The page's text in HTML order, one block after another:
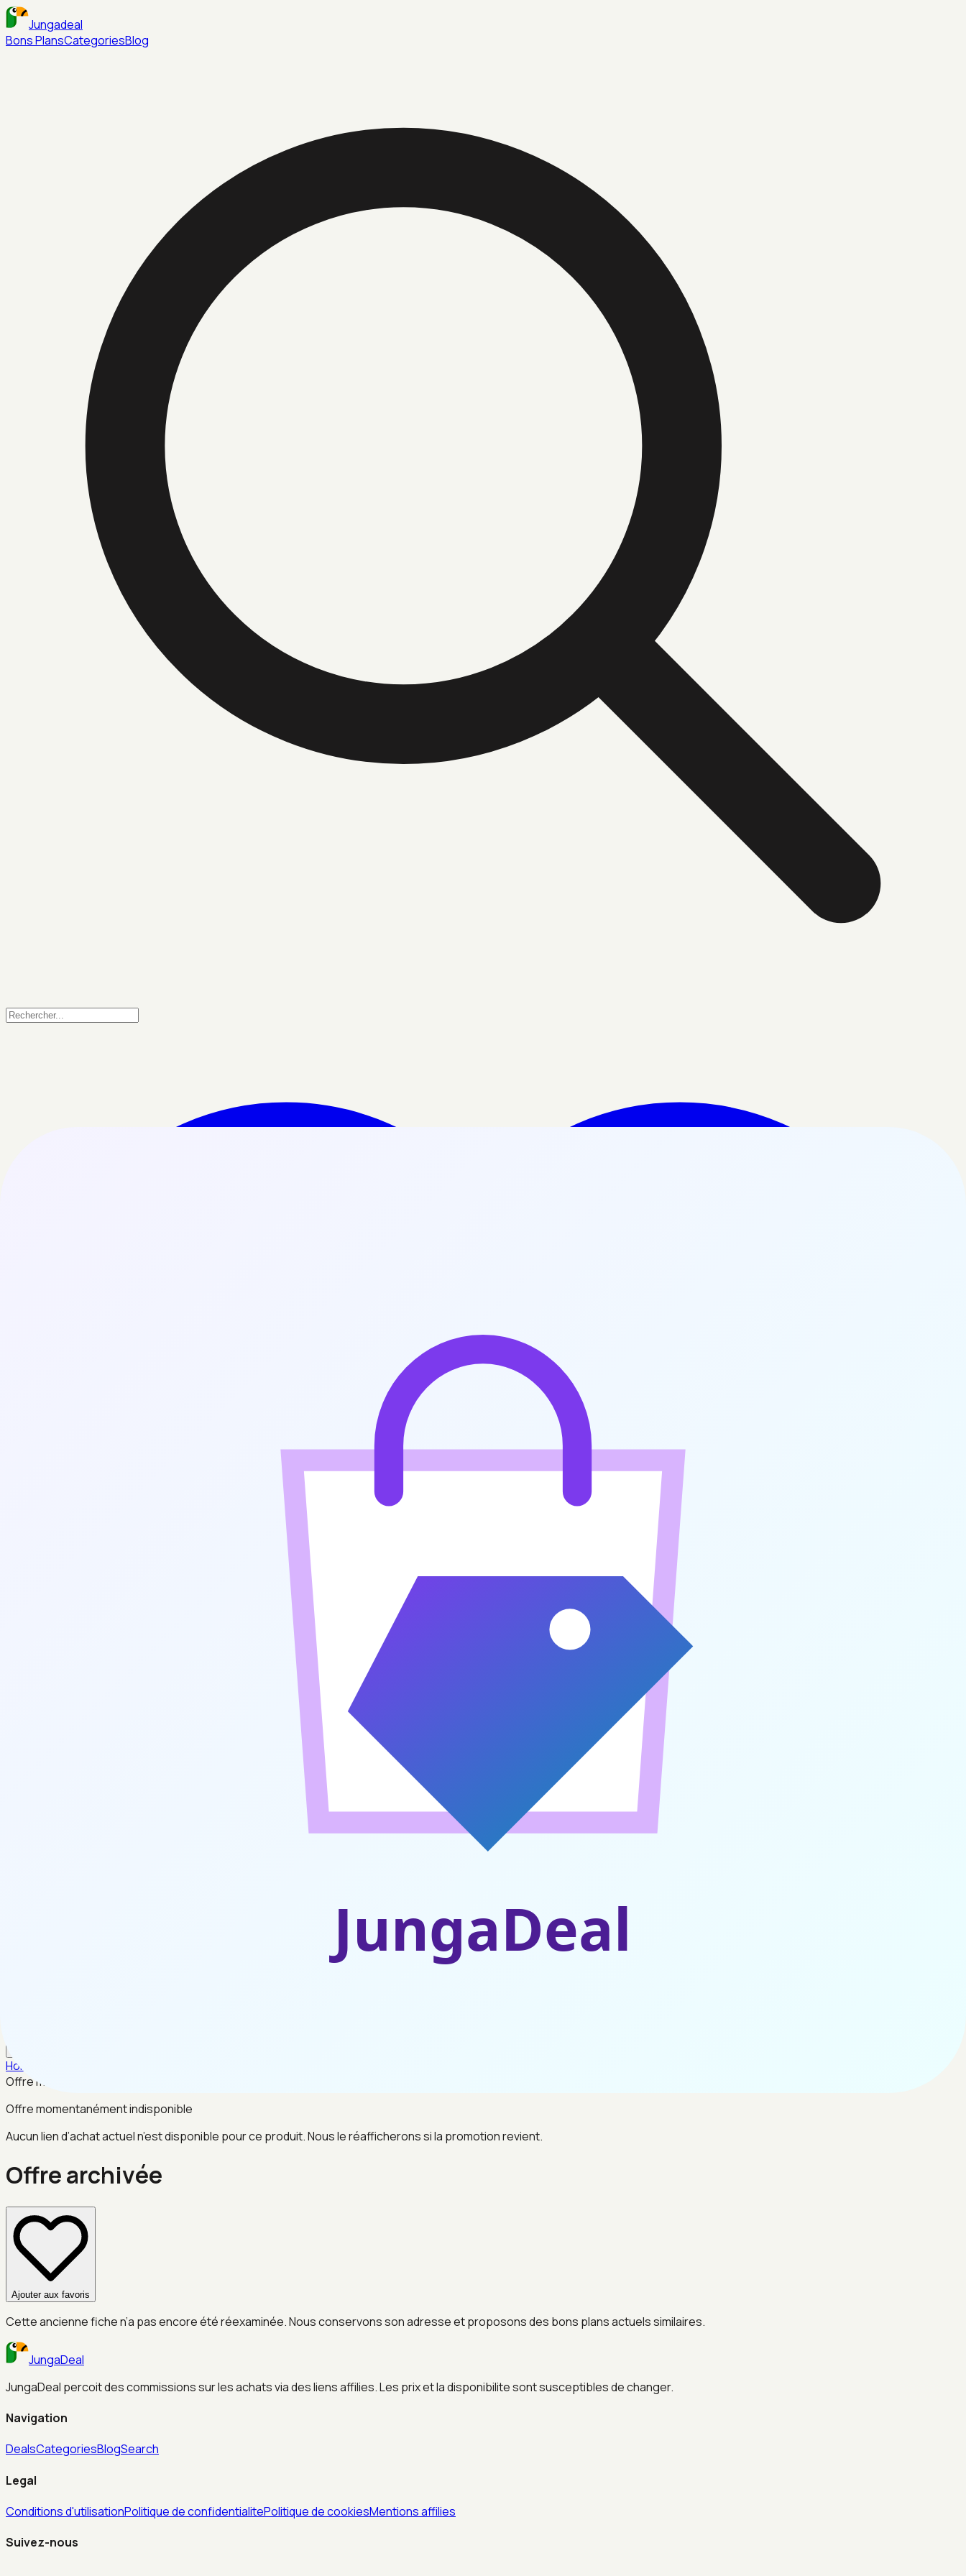
Jungadeal
Bons PlansCategoriesBlog
Home
Offre momentanément indisponible
Offre momentanément indisponible
Aucun lien d’achat actuel n’est disponible pour ce produit. Nous le réafficherons si la promotion revient.
Offre archivée
Ajouter aux favoris
Cette ancienne fiche n’a pas encore été réexaminée. Nous conservons son adresse et proposons des bons plans actuels similaires.
JungaDeal
JungaDeal percoit des commissions sur les achats via des liens affilies. Les prix et la disponibilite sont susceptibles de changer.
Navigation
DealsCategoriesBlogSearch
Legal
Conditions d'utilisationPolitique de confidentialitePolitique de cookiesMentions affilies
Suivez-nous